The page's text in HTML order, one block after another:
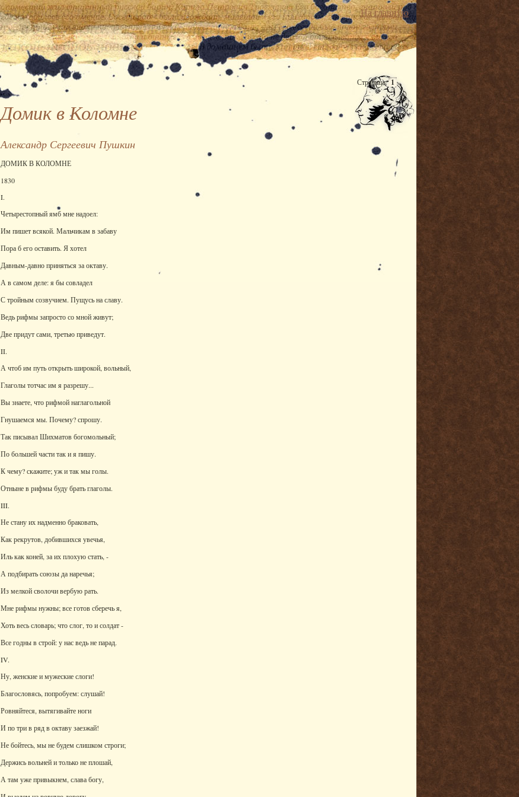
На главную
Страница: 1
Домик в Коломне
Александр Сергеевич Пушкин
ДОМИК В КОЛОМНЕ
1830
I.
Четырестопный ямб мне надоел:
Им пишет всякой. Мальчикам в забаву
Пора б его оставить. Я хотел
Давным-давно приняться за октаву.
А в самом деле: я бы совладел
С тройным созвучием. Пущусь на славу.
Ведь рифмы запросто со мной живут;
Две придут сами, третью приведут.
II.
А чтоб им путь открыть широкой, вольный,
Глаголы тотчас им я разрешу...
Вы знаете, что рифмой наглагольной
Гнушаемся мы. Почему? спрошу.
Так писывал Шихматов богомольный;
По большей части так и я пишу.
К чему? скажите; уж и так мы голы.
Отныне в рифмы буду брать глаголы.
III.
Не стану их надменно браковать,
Как рекрутов, добившихся увечья,
Иль как коней, за их плохую стать, -
А подбирать союзы да наречья;
Из мелкой сволочи вербую рать.
Мне рифмы нужны; все готов сберечь я,
Хоть весь словарь; что слог, то и солдат -
Все годны в строй: у нас ведь не парад.
IV.
Ну, женские и мужеские слоги!
Благословясь, попробуем: слушай!
Ровняйтеся, вытягивайте ноги
И по три в ряд в октаву заезжай!
Не бойтесь, мы не будем слишком строги;
Держись вольней и только не плошай,
А там уже привыкнем, слава богу,